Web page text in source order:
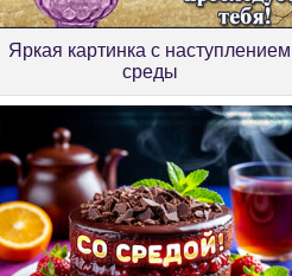
Яркая картинка с наступлением
среды